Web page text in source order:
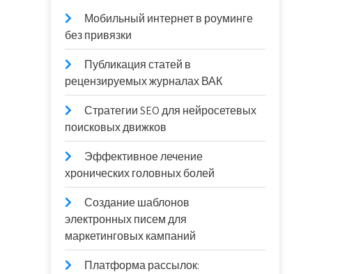
Мобильный интернет в роуминге
без привязки
Публикация статей в
рецензируемых журналах ВАК
Стратегии SEO для нейросетевых
поисковых движков
Эффективное лечение
хронических головных болей
Создание шаблонов
электронных писем для
маркетинговых кампаний
Платформа рассылок: